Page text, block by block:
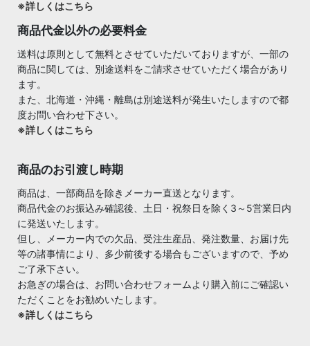
※詳しくはこちら
商品代金以外の必要料金
送料は原則として無料とさせていただいておりますが、一部の
商品に関しては、別途送料をご請求させていただく場合があり
ます。
また、北海道・沖縄・離島は別途送料が発生いたしますので都
度お問い合わせ下さい。
※詳しくはこちら
商品のお引渡し時期
商品は、一部商品を除きメーカー直送となります。
商品代金のお振込み確認後、土日・祝祭日を除く3～5営業日内
に発送いたします。
但し、メーカー内での欠品、受注生産品、発注数量、お届け先
等の諸事情により、多少前後する場合もございますので、予め
ご了承下さい。
お急ぎの場合は、お問い合わせフォームより購入前にご確認い
ただくことをお勧めいたします。
※詳しくはこちら